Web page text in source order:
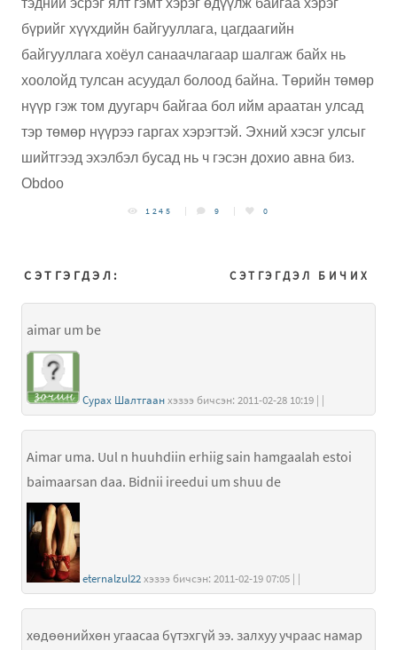
тэдний эсрэг ялт гэмт хэрэг өдүүлж байгаа хэрэг
бүрийг хүүхдийн байгууллага, цагдаагийн
байгууллага хоёул санаачлагаар шалгаж байх нь
хоолойд тулсан асуудал болоод байна. Төрийн төмөр
нүүр гэж том дуугарч байгаа бол ийм араатан улсад
тэр төмөр нүүрээ гаргах хэрэгтэй. Эхний хэсэг улсыг
шийтгээд эхэлбэл бусад нь ч гэсэн дохио авна биз.
Obdoo
1245 9 0
СЭТГЭГДЭЛ БИЧИХ
СЭТГЭГДЭЛ:
aimar um be
Сурах Шалтгаан хэзээ бичсэн: 2011-02-28 10:19 | |
Aimar uma. Uul n huuhdiin erhiig sain hamgaalah estoi
baimaarsan daa. Bidnii ireedui um shuu de
eternalzul22 хэзээ бичсэн: 2011-02-19 07:05 | |
хөдөөнийхөн угаасаа бүтэхгүй ээ. залхуу учраас намар